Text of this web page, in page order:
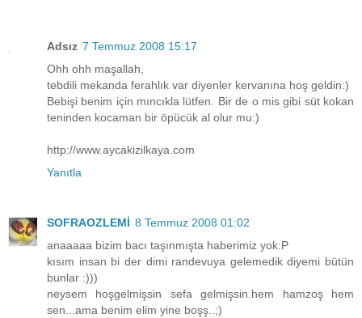
Adsız 7 Temmuz 2008 15:17
Ohh ohh maşallah,
tebdili mekanda ferahlık var diyenler kervanına hoş geldin:)
Bebişi benim için mıncıkla lütfen. Bir de o mis gibi süt kokan
teninden kocaman bir öpücük al olur mu:)
http://www.aycakizilkaya.com
Yanıtla
SOFRAOZLEMİ 8 Temmuz 2008 01:02
anaaaaa bizim bacı taşınmışta haberimiz yok:P
kısım insan bi der dimi randevuya gelemedik diyemi bütün
bunlar :)))
neysem hoşgelmişsin sefa gelmişsin.hem hamzoş hem
sen...ama benim elim yine boşş..;)